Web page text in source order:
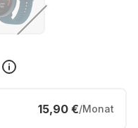
15,90 €/Monat